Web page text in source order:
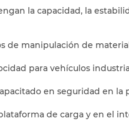
la capacidad, la
de manipulación de
para vehículos
en seguridad en la
de carga y en el